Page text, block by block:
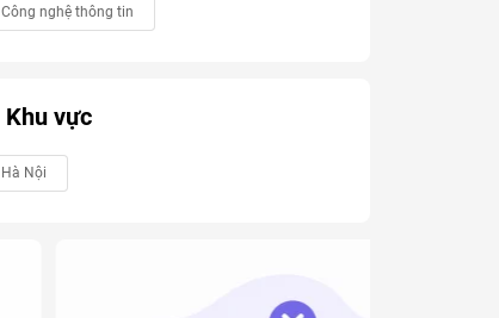
Công nghệ thông tin
Khu vực
Hà Nội